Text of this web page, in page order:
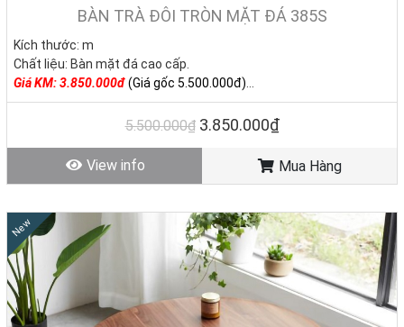
BÀN TRÀ ĐÔI TRÒN MẶT ĐÁ 385S
Kích thước: m
Chất liệu: Bàn mặt đá cao cấp.
Giá KM:3.850.000đ(Giá gốc 5.500.000đ)
Tình trạng: Hàng mới - Còn hàng
5.500.000₫ 3.850.000₫
View info Mua Hàng
New